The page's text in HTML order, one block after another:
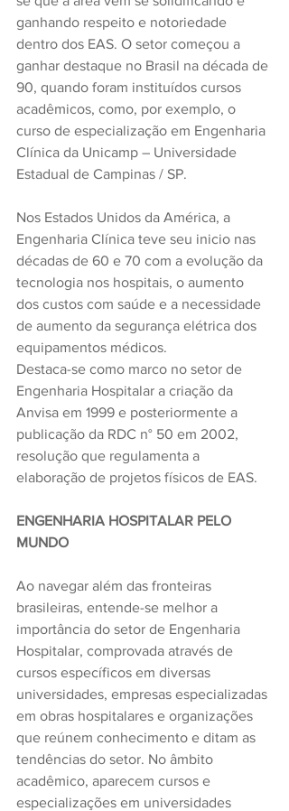
ganhando respeito e notoriedade
dentro dos EAS. O setor começou a
ganhar destaque no Brasil na década de
90, quando foram instituídos cursos
acadêmicos, como, por exemplo, o
curso de especialização em Engenharia
Clínica da Unicamp – Universidade
Estadual de Campinas / SP.
Nos Estados Unidos da América, a
Engenharia Clínica teve seu inicio nas
décadas de 60 e 70 com a evolução da
tecnologia nos hospitais, o aumento
dos custos com saúde e a necessidade
de aumento da segurança elétrica dos
equipamentos médicos.
Destaca-se como marco no setor de
Engenharia Hospitalar a criação da
Anvisa em 1999 e posteriormente a
publicação da RDC n° 50 em 2002,
resolução que regulamenta a
elaboração de projetos físicos de EAS.
ENGENHARIA HOSPITALAR PELO
MUNDO
Ao navegar além das fronteiras
brasileiras, entende-se melhor a
importância do setor de Engenharia
Hospitalar, comprovada através de
cursos específicos em diversas
universidades, empresas especializadas
em obras hospitalares e organizações
que reúnem conhecimento e ditam as
tendências do setor. No âmbito
acadêmico, aparecem cursos e
especializações em universidades